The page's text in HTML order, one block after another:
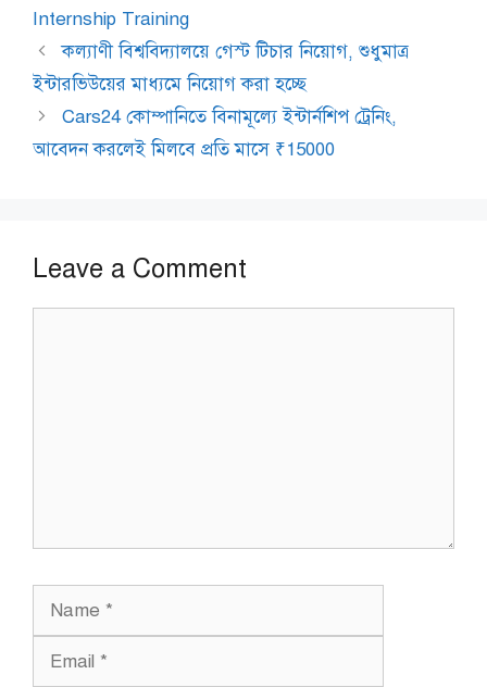
Internship Training
কল্যাণী বিশ্ববিদ্যালয়ে গেস্ট টিচার নিয়োগ, শুধুমাত্র
ইন্টারভিউয়ের মাধ্যমে নিয়োগ করা হচ্ছে
Cars24 কোম্পানিতে বিনামূল্যে ইন্টার্নশিপ ট্রেনিং,
আবেদন করলেই মিলবে প্রতি মাসে ₹15000
Leave a Comment